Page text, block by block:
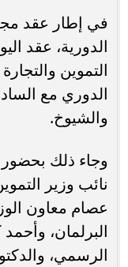
في إطار عقد
الدورية، عقد
التموين
الدوري مع
والشيوخ.
وجاء ذلك بحضور
نائب وزير
عصام معاون
البرلمان،
الرسمي،